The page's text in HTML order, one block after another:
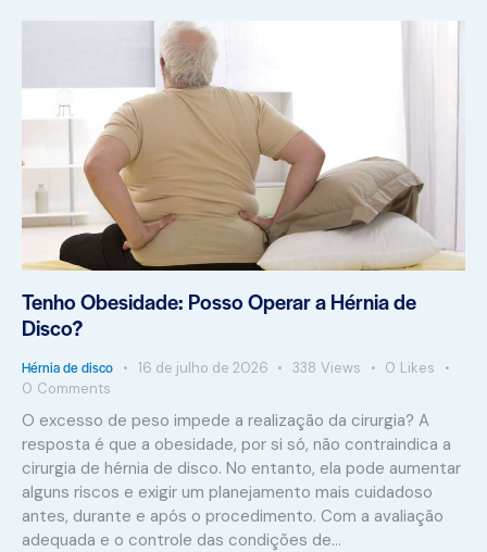
Tenho Obesidade: Posso Operar a Hérnia de
Disco?
Hérnia de disco 16 de julho de 2026 338 Views 0 Likes
0 Comments
O excesso de peso impede a realização da cirurgia? A
resposta é que a obesidade, por si só, não contraindica a
cirurgia de hérnia de disco. No entanto, ela pode aumentar
alguns riscos e exigir um planejamento mais cuidadoso
antes, durante e após o procedimento. Com a avaliação
adequada e o controle das condições de…